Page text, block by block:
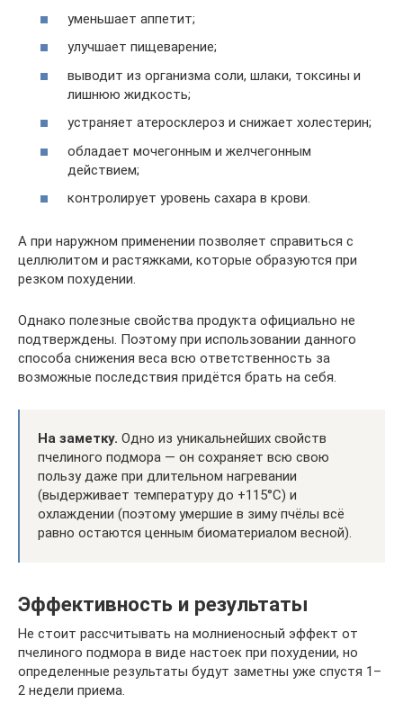
уменьшает аппетит;
улучшает пищеварение;
выводит из организма соли, шлаки, токсины и
лишнюю жидкость;
устраняет атеросклероз и снижает холестерин;
обладает мочегонным и желчегонным
действием;
контролирует уровень сахара в крови.
А при наружном применении позволяет справиться с
целлюлитом и растяжками, которые образуются при
резком похудении.
Однако полезные свойства продукта официально не
подтверждены. Поэтому при использовании данного
способа снижения веса всю ответственность за
возможные последствия придётся брать на себя.
На заметку. Одно из уникальнейших свойств
пчелиного подмора — он сохраняет всю свою
пользу даже при длительном нагревании
(выдерживает температуру до +115°С) и
охлаждении (поэтому умершие в зиму пчёлы всё
равно остаются ценным биоматериалом весной).
Эффективность и результаты
Не стоит рассчитывать на молниеносный эффект от
пчелиного подмора в виде настоек при похудении, но
определенные результаты будут заметны уже спустя 1–
2 недели приема.